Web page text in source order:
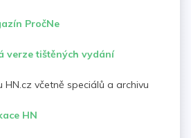
PročNe
verze tištěných vydání
HN.cz včetně speciálů a archivu
HN